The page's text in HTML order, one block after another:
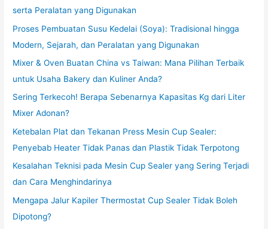
serta Peralatan yang Digunakan
Proses Pembuatan Susu Kedelai (Soya): Tradisional hingga
Modern, Sejarah, dan Peralatan yang Digunakan
Mixer & Oven Buatan China vs Taiwan: Mana Pilihan Terbaik
untuk Usaha Bakery dan Kuliner Anda?
Sering Terkecoh! Berapa Sebenarnya Kapasitas Kg dari Liter
Mixer Adonan?
Ketebalan Plat dan Tekanan Press Mesin Cup Sealer:
Penyebab Heater Tidak Panas dan Plastik Tidak Terpotong
Kesalahan Teknisi pada Mesin Cup Sealer yang Sering Terjadi
dan Cara Menghindarinya
Mengapa Jalur Kapiler Thermostat Cup Sealer Tidak Boleh
Dipotong?